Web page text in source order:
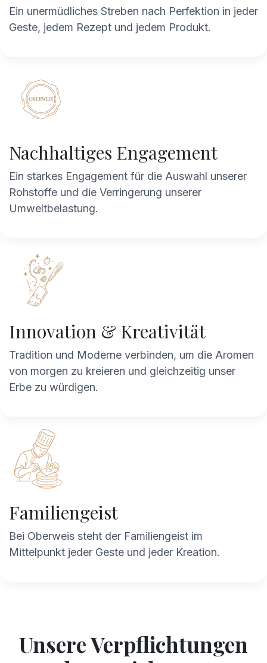
Ein unermüdliches Streben nach Perfektion in jeder
Geste, jedem Rezept und jedem Produkt.
Nachhaltiges Engagement
Ein starkes Engagement für die Auswahl unserer
Rohstoffe und die Verringerung unserer
Umweltbelastung.
Innovation & Kreativität
Tradition und Moderne verbinden, um die Aromen
von morgen zu kreieren und gleichzeitig unser
Erbe zu würdigen.
Familiengeist
Bei Oberweis steht der Familiengeist im
Mittelpunkt jeder Geste und jeder Kreation. ​
Unsere Verpflichtungen